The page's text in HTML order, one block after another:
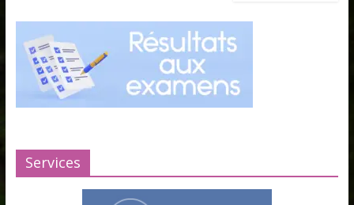
Services